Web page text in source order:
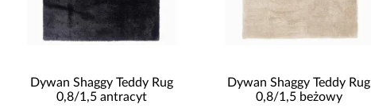
Dywan Shaggy Teddy Rug
0,8/1,5 antracyt
Dywan Shaggy Teddy Rug
0,8/1,5 beżowy